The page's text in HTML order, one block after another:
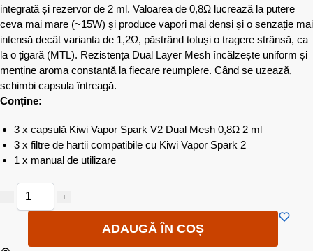
integrată și rezervor de 2 ml. Valoarea de 0,8Ω lucrează la putere
ceva mai mare (~15W) și produce vapori mai denși și o senzație mai
intensă decât varianta de 1,2Ω, păstrând totuși o tragere strânsă, ca
la o țigară (MTL). Rezistența Dual Layer Mesh încălzește uniform și
menține aroma constantă la fiecare reumplere. Când se uzează,
schimbi capsula întreagă.
Conține:
3 x capsulă Kiwi Vapor Spark V2 Dual Mesh 0,8Ω 2 ml
3 x filtre de hartii compatibile cu Kiwi Vapor Spark 2
1 x manual de utilizare
− +
ADAUGĂ ÎN COȘ